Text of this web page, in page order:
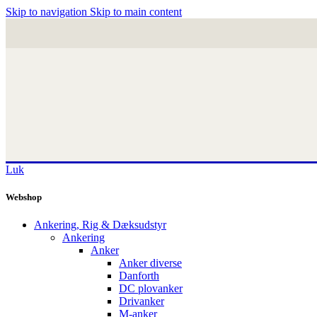
Skip to navigation Skip to main content
Luk
Webshop
Ankering, Rig & Dæksudstyr
Ankering
Anker
Anker diverse
Danforth
DC plovanker
Drivanker
M-anker